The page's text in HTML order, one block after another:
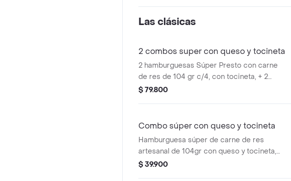
Las clásicas
2 combos super con queso y tocineta
2 hamburguesas Súper Presto con carne
de res de 104 gr c/4, con tocineta, + 2
papas pequeñas y 2 bebidas pet 400ml.
$ 79.800
Combo súper con queso y tocineta
Hamburguesa súper de carne de res
artesanal de 104gr con queso y tocineta,
papas pequeñas, 1 copa de salsa Presto y
$ 39.900